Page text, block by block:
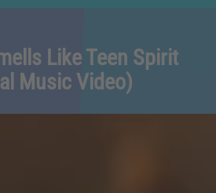
Like Teen Spirit
Music Video)